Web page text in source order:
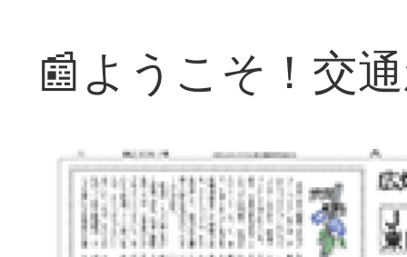
📰ようこそ！交